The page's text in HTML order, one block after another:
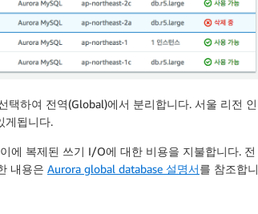
하여 전역(Global)에서 분리합니다. 서울 리전 인
게됩니다.
에 복제된 쓰기 I/O에 대한 비용을 지불합니다. 전
내용은 Aurora global database 설명서를 참조합니